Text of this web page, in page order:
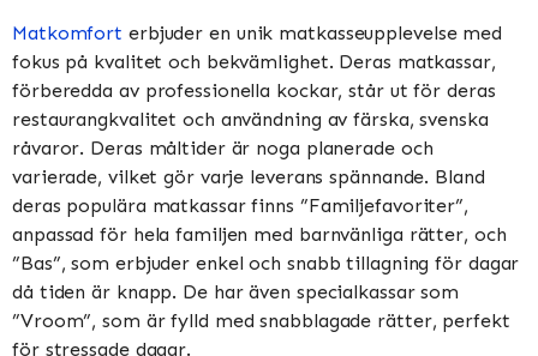
Matkomfort erbjuder en unik matkasseupplevelse med
fokus på kvalitet och bekvämlighet. Deras matkassar,
förberedda av professionella kockar, står ut för deras
restaurangkvalitet och användning av färska, svenska
råvaror. Deras måltider är noga planerade och
varierade, vilket gör varje leverans spännande. Bland
deras populära matkassar finns ”Familjefavoriter”,
anpassad för hela familjen med barnvänliga rätter, och
”Bas”, som erbjuder enkel och snabb tillagning för dagar
då tiden är knapp. De har även specialkassar som
”Vroom”, som är fylld med snabblagade rätter, perfekt
för stressade dagar​​​​.